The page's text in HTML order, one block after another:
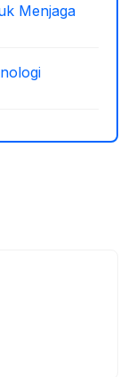
Menjaga